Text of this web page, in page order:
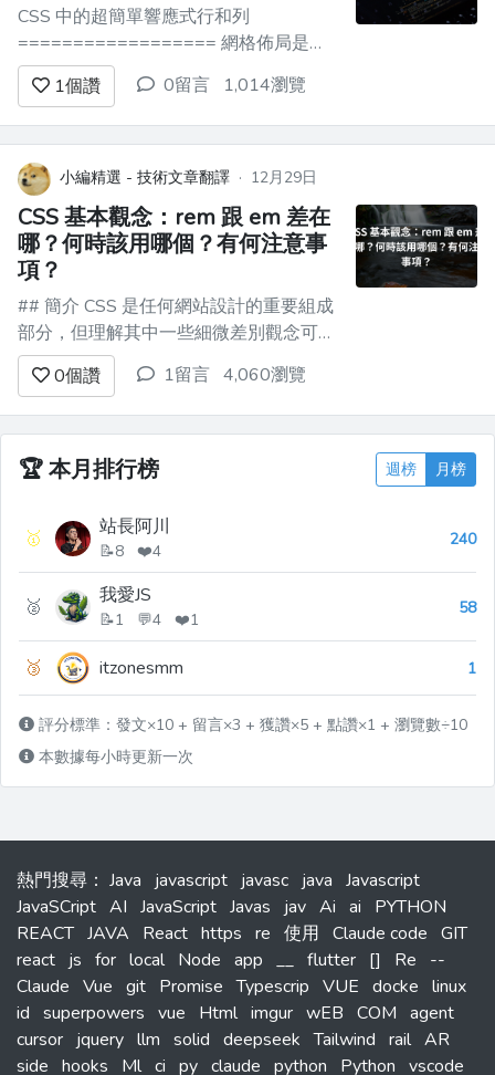
CSS 中的超簡單響應式行和列
================== 網格佈局是
Web 開發設計的基礎，您很可能已經使
用 Bootstrap 或 Foundation 等工具來使
您的佈局成為現實。但是，像你們大多數
人一樣，我不喜歡執行 Bootstrap 或
Foundation ...
1個讚 0留言 1,014瀏覽
小編精選 - 技術文章翻譯 · 12月29日
CSS 基本觀念：rem 跟 em 差在
哪？何時該用哪個？有何注意事
項？
## 簡介 CSS 是任何網站設計的重要組成
部分，但理解其中一些細微差別觀念可能
不容易。其中最重要的觀念之一是 rem
和 em 之間的區別，以及為什麼/何時應
該使用它們。 原文出處：
https://dev.to/refine/rem-vs-em-
everything-you-need-...
0個讚 1留言 4,060瀏覽
🏆本月排行榜 週榜 月榜
🥇 站長阿川
📝8 ❤️4
240
🥈 我愛JS
📝1 💬4 ❤️1
58
🥉 itzonesmm 1
評分標準：發文×10 + 留言×3 + 獲讚×5 + 點讚×1 + 瀏覽數÷10
本數據每小時更新一次
熱門搜尋 ： Java javascript javasc java Javascript
JavaSCript AI JavaScript Javas jav Ai ai
PYTHON
REACT JAVA React https re 使用 Claude code GIT
react js for local Node app __ flutter [] Re
--
Claude Vue git Promise Typescrip VUE docke linux
id superpowers vue Html imgur wEB COM agent
cursor jquery llm solid deepseek Tailwind rail AR
side hooks Ml ci py claude python Python vscode